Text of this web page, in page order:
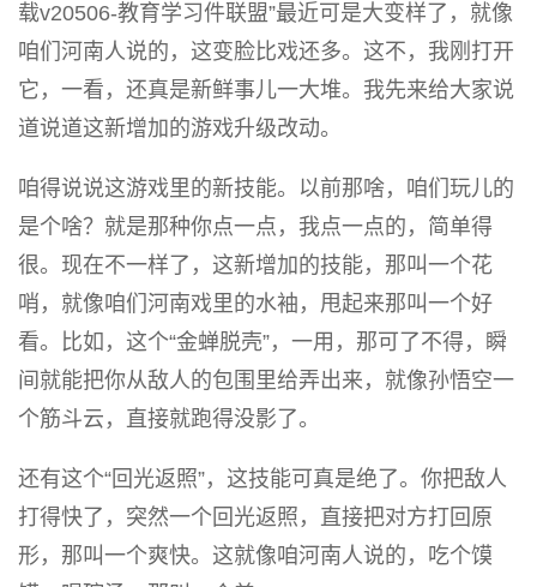
载v20506-教育学习件联盟”最近可是大变样了，就像
咱们河南人说的，这变脸比戏还多。这不，我刚打开
它，一看，还真是新鲜事儿一大堆。我先来给大家说
道说道这新增加的游戏升级改动。
咱得说说这游戏里的新技能。以前那啥，咱们玩儿的
是个啥？就是那种你点一点，我点一点的，简单得
很。现在不一样了，这新增加的技能，那叫一个花
哨，就像咱们河南戏里的水袖，甩起来那叫一个好
看。比如，这个“金蝉脱壳”，一用，那可了不得，瞬
间就能把你从敌人的包围里给弄出来，就像孙悟空一
个筋斗云，直接就跑得没影了。
还有这个“回光返照”，这技能可真是绝了。你把敌人
打得快了，突然一个回光返照，直接把对方打回原
形，那叫一个爽快。这就像咱河南人说的，吃个馍